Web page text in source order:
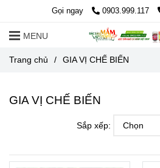
Gọi ngay 0903.999.117
MENU
Trang chủ / GIA VỊ CHẾ BIẾN
GIA VỊ CHẾ BIẾN
Sắp xếp: